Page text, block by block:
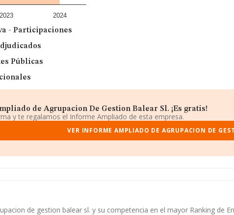
2023 2024
- Participaciones
Públicas
de Agrupacion De Gestion Balear Sl. ¡Es gratis!
y te regalamos el Informe Ampliado de esta empresa.
VER INFORME AMPLIADO DE AGRUPACION DE
de gestion balear sl. y su competencia en el mayor Ranking de